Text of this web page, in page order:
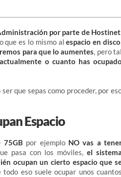
por parte de Hostinet
que es lo mismo alespacio en disco
para que lo aumentes, pero tal
o cuanto has ocupado
que sepas como proceder, por
Espacio
75GB por ejemplo NO vas a
pasa con los móviles,el sistema
ocupan un cierto espacio que
todo eso suele ocupar unos cuantos